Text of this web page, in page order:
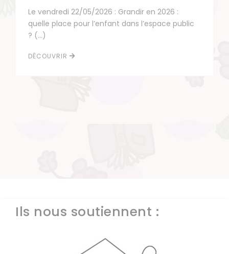
Le vendredi 22/05/2026 : Grandir en 2026 :
quelle place pour l’enfant dans l’espace public
? (…)
DÉCOUVRIR
Ils nous soutiennent :